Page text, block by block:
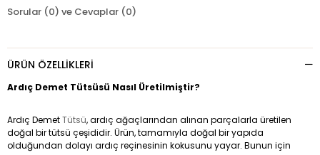
Sorular (0) ve Cevaplar (0)
ÜRÜN ÖZELLIKLERI
Ardıç Demet Tütsüsü Nasıl Üretilmiştir?
Ardıç DemetTütsü, ardıç ağaçlarından alınan parçalarla üretilen
doğal bir tütsü çeşididir. Ürün, tamamıyla doğal bir yapıda
olduğundan dolayı ardıç reçinesinin kokusunu yayar. Bunun için